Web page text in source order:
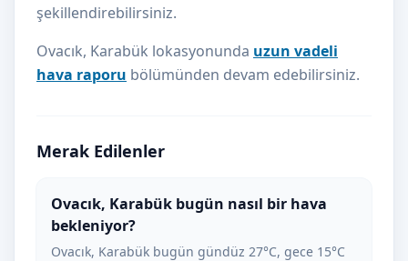
şekillendirebilirsiniz.
Ovacık, Karabük lokasyonunda uzun vadeli
hava raporu bölümünden devam edebilirsiniz.
Merak Edilenler
Ovacık, Karabük bugün nasıl bir hava
bekleniyor?
Ovacık, Karabük bugün gündüz 27°C, gece 15°C